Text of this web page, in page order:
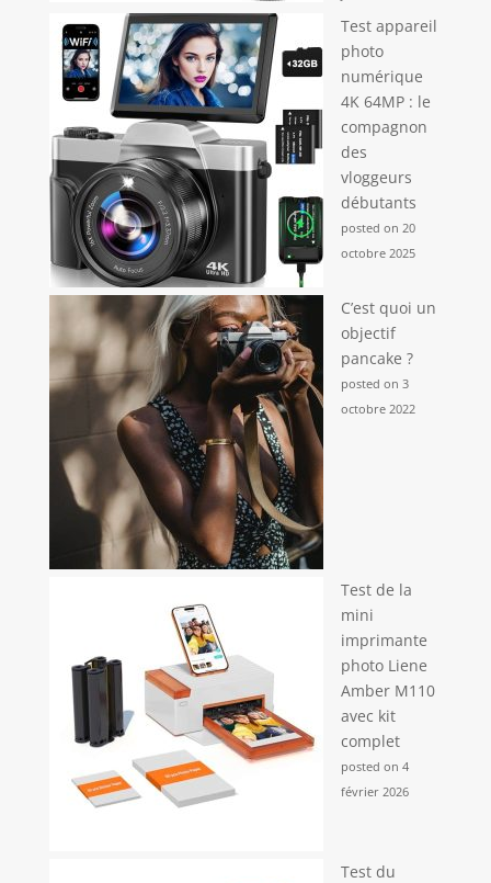
Test appareil
photo
numérique
4K 64MP : le
compagnon
des
vloggeurs
débutants
posted on 20
octobre 2025
C’est quoi un
objectif
pancake ?
posted on 3
octobre 2022
Test de la
mini
imprimante
photo Liene
Amber M110
avec kit
complet
posted on 4
février 2026
Test du